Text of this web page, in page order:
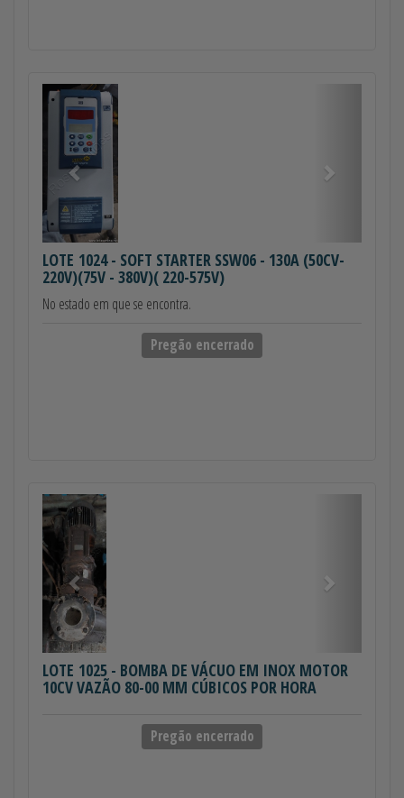
Anterior
LOTE 1024- SOFT STARTER SSW06 - 130A (50CV-
220V)(75V - 380V)( 220-575V)
No estado em que se encontra.
Pregão encerrado
Anterior
LOTE 1025 - BOMBA DE VÁCUO EM INOX MOTOR
10CV VAZÃO 80-00 MM CÚBICOS POR HORA
Pregão encerrado